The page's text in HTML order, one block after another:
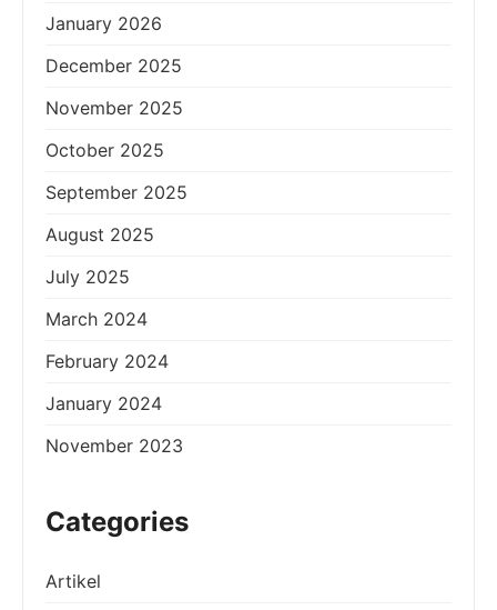
January 2026
December 2025
November 2025
October 2025
September 2025
August 2025
July 2025
March 2024
February 2024
January 2024
November 2023
Categories
Artikel